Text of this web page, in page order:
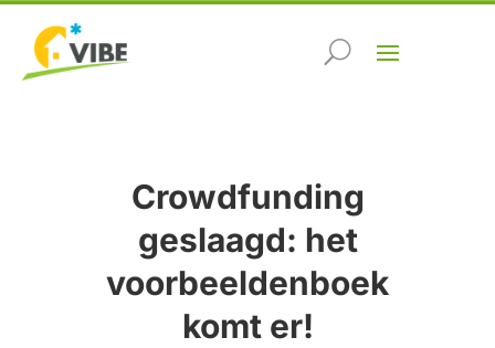
Crowdfunding
geslaagd: het
voorbeeldenboek
komt er!